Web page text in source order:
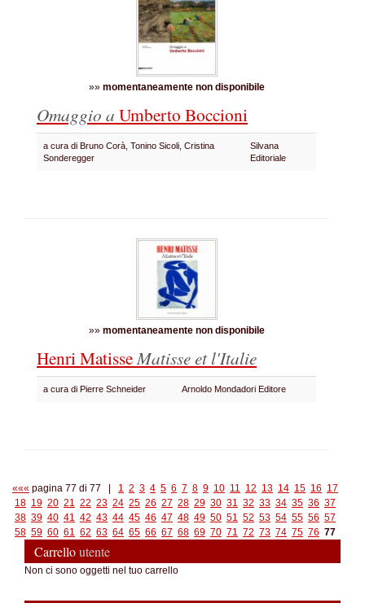
»» momentaneamente non disponibile
Omaggio a Umberto Boccioni
a cura di Bruno Corà, Tonino Sicoli, Cristina
Sonderegger
Silvana
Editoriale
»» momentaneamente non disponibile
Henri MatisseMatisse et l'Italie
a cura di Pierre Schneider Arnoldo Mondadori Editore
««« pagina 77 di 77 | 1 2 3 4 5 6 7 8 9 10 11 12 13 14 15 16 17
18 19 20 21 22 23 24 25 26 27 28 29 30 31 32 33 34 35 36 37
38 39 40 41 42 43 44 45 46 47 48 49 50 51 52 53 54 55 56 57
58 59 60 61 62 63 64 65 66 67 68 69 70 71 72 73 74 75 76 77
Carrelloutente
Non ci sono oggetti nel tuo carrello